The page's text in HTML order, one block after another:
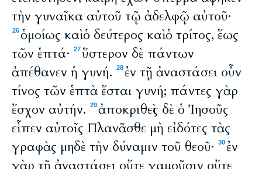
τὴν γυναῖκα αὐτοῦ τῷ ἀδελφῷ αὐτοῦ·
26ὁμοίως καὶ ὁ δεύτερος καὶ ὁ τρίτος, ἕως
τῶν ἑπτά·
27ὕστερον δὲ πάντων
ἀπέθανεν ἡ γυνή.
28 ἐν τῇ ἀναστάσει οὖν
τίνος τῶν ἑπτὰ ἔσται γυνή; πάντες γὰρ
ἔσχον αὐτήν.
29ἀποκριθεὶς δὲ ὁ Ἰησοῦς
εἶπεν αὐτοῖς Πλανᾶσθε μὴ εἰδότες τὰς
γραφὰς μηδὲ τὴν δύναμιν τοῦ θεοῦ·
30 ἐν
γὰρ τῇ ἀναστάσει οὔτε γαμοῦσιν οὔτε